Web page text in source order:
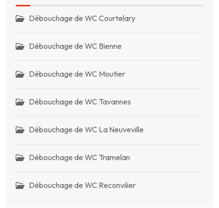
Débouchage de WC Courtelary
Débouchage de WC Bienne
Débouchage de WC Moutier
Débouchage de WC Tavannes
Débouchage de WC La Neuveville
Débouchage de WC Tramelan
Débouchage de WC Reconvilier